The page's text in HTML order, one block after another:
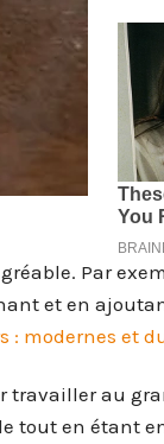
Par
et en
: modernes et
travailler au
tout en étant